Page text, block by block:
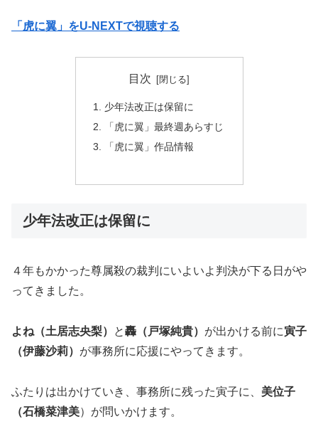
「虎に翼」をU-NEXTで視聴する
目次
少年法改正は保留に
「虎に翼」最終週あらすじ
「虎に翼」作品情報
少年法改正は保留に
４年もかかった尊属殺の裁判にいよいよ判決が下る日がや
ってきました。
よね（土居志央梨） と轟（戸塚純貴） が出かける前に寅子
（伊藤沙莉） が事務所に応援にやってきます。
ふたりは出かけていき、事務所に残った寅子に、 美位子
（石橋菜津美）が問いかけます。